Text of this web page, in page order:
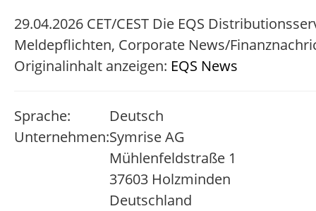
29.04.2026 CET/CEST Die EQS
Meldepflichten, Corporate News/
Originalinhalt anzeigen: EQS News
Sprache:
Deutsch
Unternehmen:Symrise AG
Mühlenfeldstraße 1
37603 Holzminden
Deutschland